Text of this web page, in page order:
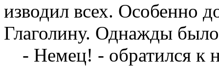
изводил всех. Особенно
Глаголину. Однажды
- Немец! - обратился к